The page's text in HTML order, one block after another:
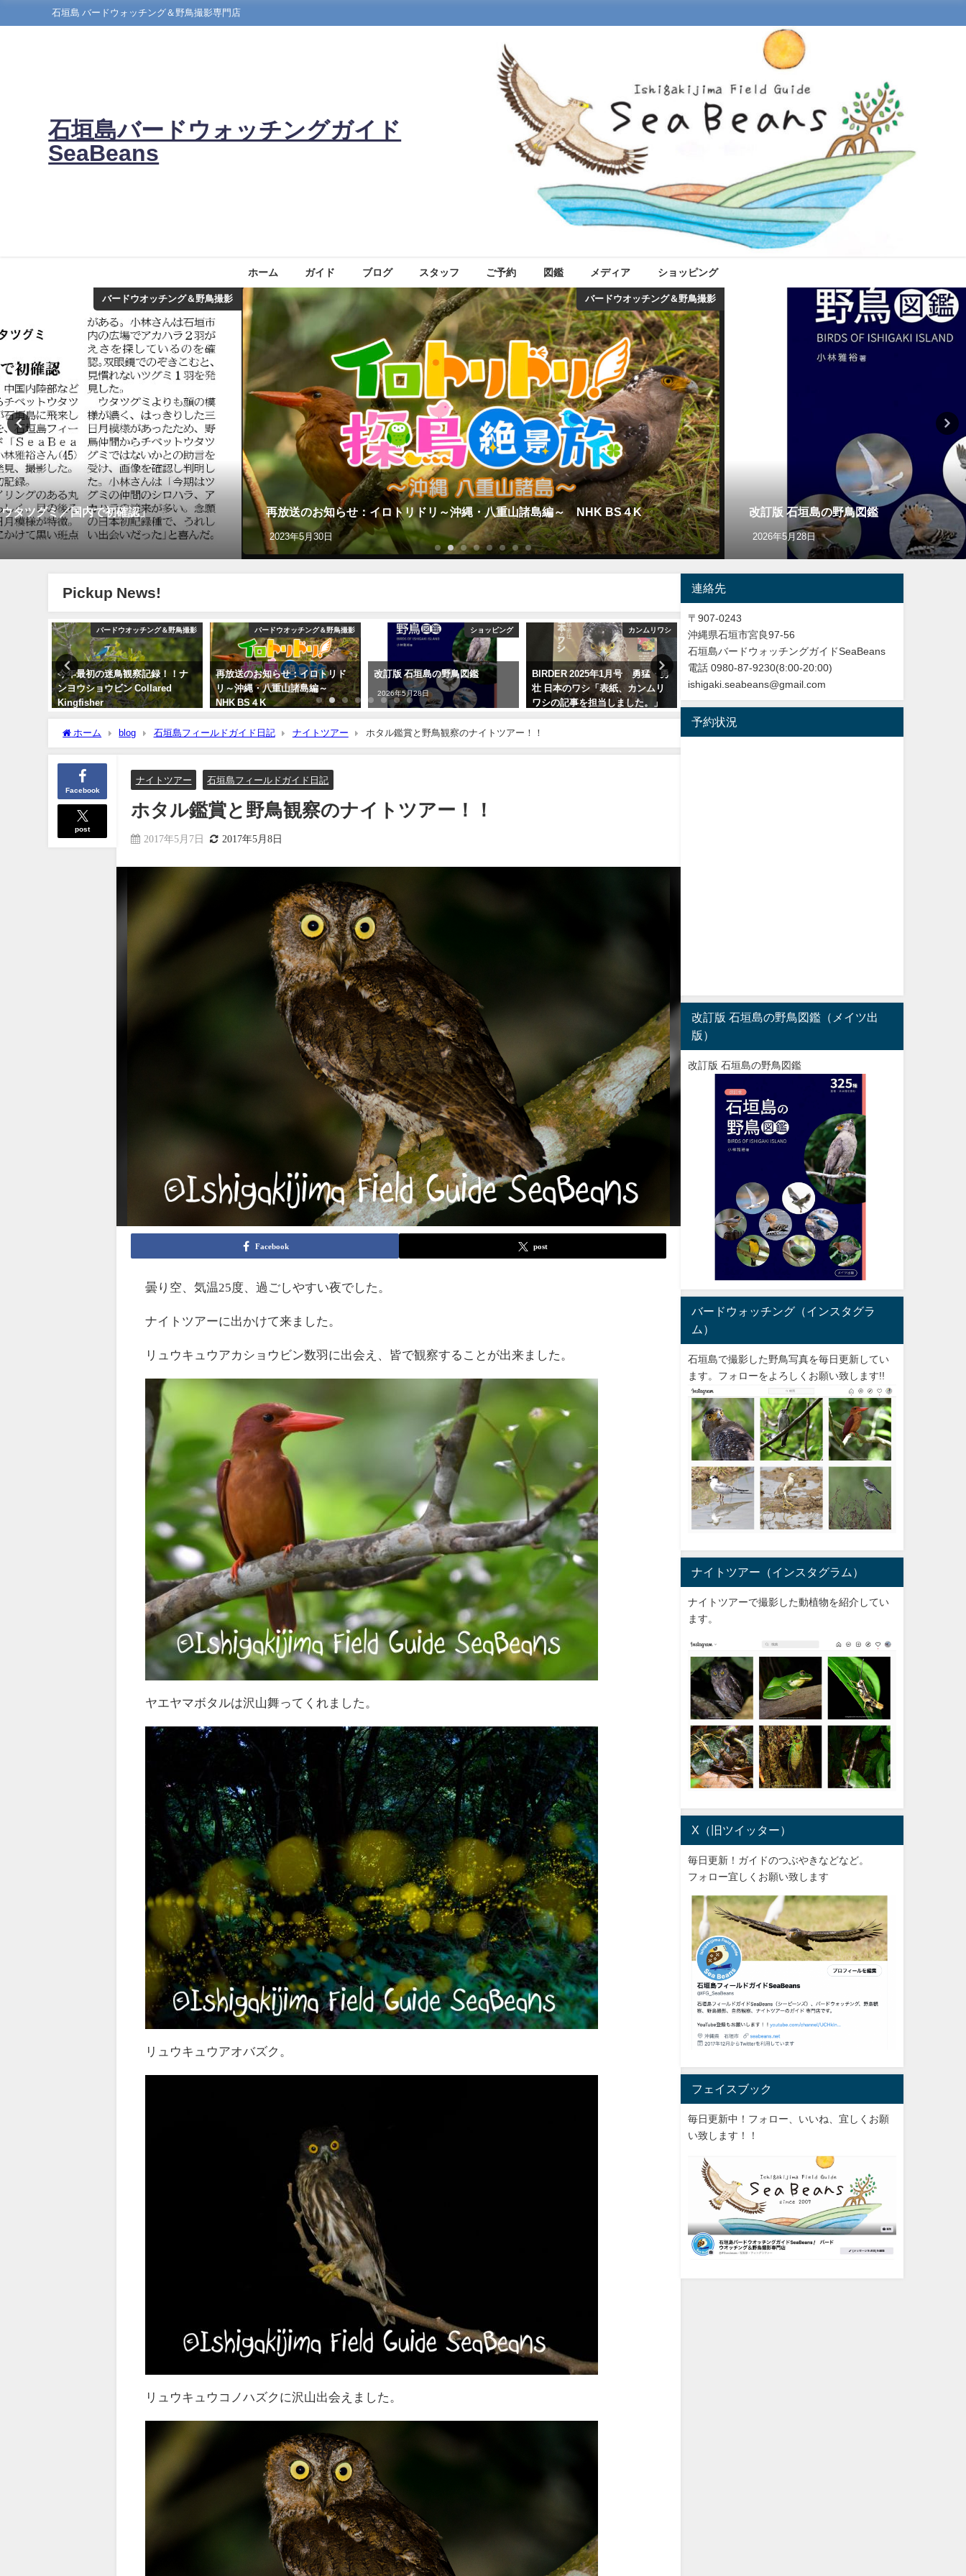
石垣島 バードウォッチング＆野鳥撮影専門店
石垣島バードウォッチングガイド
SeaBeans
ホーム ガイド ブログ スタッフ ご予約 図鑑 メディア ショッピング
バードウオッチング＆野鳥撮影
タツグミ／国内で初確認」
バードウオッチング＆野鳥撮影
再放送のお知らせ：イロトリドリ～沖縄・八重山諸島編～ NHK BS４K
2023年5月30日
改訂版 石垣島の野鳥図鑑
2026年5月28日
Pickup News!
バードウオッチング＆野鳥撮影
今年最初の迷鳥観察記録！！ナ
ンヨウショウビン Collared
Kingfisher
バードウオッチング＆野鳥撮影
再放送のお知らせ：イロトリド
リ～沖縄・八重山諸島編～
NHK BS４K
ショッピング
改訂版 石垣島の野鳥図鑑
2026年5月28日
カンムリワシ
BIRDER 2025年1月号 勇猛・勇
壮 日本のワシ「表紙、カンムリ
ワシの記事を担当しました。」
バードウオッチング＆野鳥撮影
沖縄タイムス3月24日朝刊掲載
「石垣に迷鳥確認 ３例目 ノ
ドアカツグミ」
2026年3月25日
European roller
ホーム blog 石垣島フィールドガイド日記 ナイトツアー ホタル鑑賞と野鳥観察のナイトツアー！！
Facebook
post
ナイトツアー 石垣島フィールドガイド日記
ホタル鑑賞と野鳥観察のナイトツアー！！
2017年5月7日 2017年5月8日
Facebook post
曇り空、気温25度、過ごしやすい夜でした。
ナイトツアーに出かけて来ました。
リュウキュウアカショウビン数羽に出会え、皆で観察することが出来ました。
ヤエヤマボタルは沢山舞ってくれました。
リュウキュウアオバズク。
リュウキュウコノハズクに沢山出会えました。
連絡先
〒907-0243
沖縄県石垣市宮良97-56
石垣島バードウォッチングガイドSeaBeans
電話 0980-87-9230(8:00-20:00)
ishigaki.seabeans@gmail.com
予約状況
改訂版 石垣島の野鳥図鑑（メイツ出
版）
改訂版 石垣島の野鳥図鑑
バードウォッチング（インスタグラ
ム）
石垣島で撮影した野鳥写真を毎日更新してい
ます。フォローをよろしくお願い致します!!
ナイトツアー（インスタグラム）
ナイトツアーで撮影した動植物を紹介してい
ます。
X（旧ツイッター）
毎日更新！ガイドのつぶやきなどなど。
フォロー宜しくお願い致します
フェイスブック
毎日更新中！フォロー、いいね、宜しくお願
い致します！！